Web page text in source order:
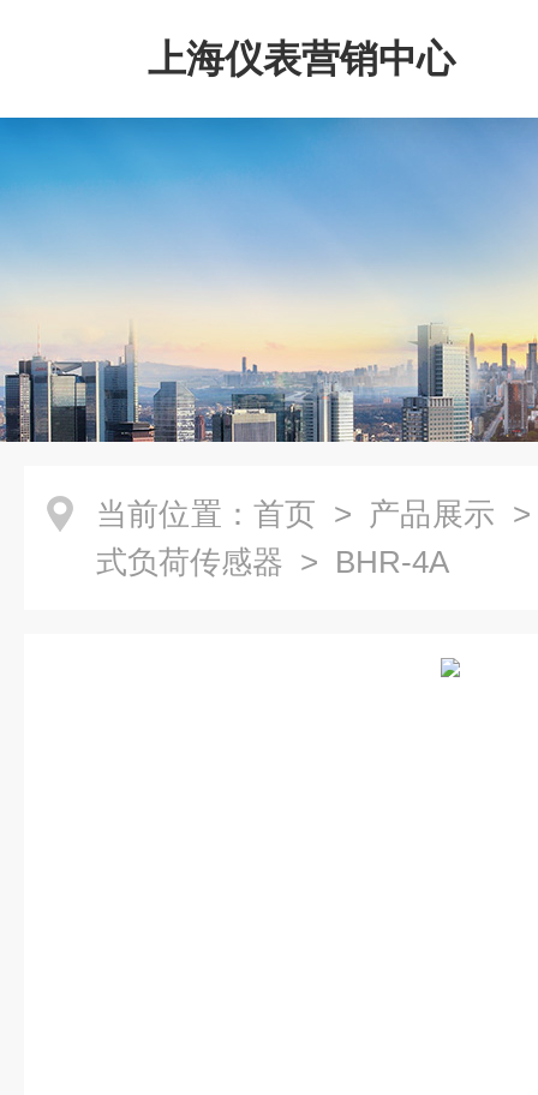
上海仪表营销中心
当前位置： 首页 > 产品展示
式负荷传感器 > BHR-4A